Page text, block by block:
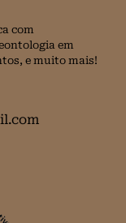
com
em
e muito mais!